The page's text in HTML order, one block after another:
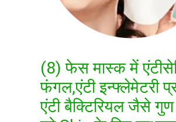
(8) फेस मास्क में
फंगल,एंटी इन्फ्लेमेटरी
एंटी बैक्टिरियल जैसे गुण